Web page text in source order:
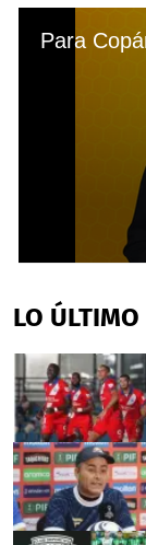
of
2
35
seconds
LO ÚLTIMO